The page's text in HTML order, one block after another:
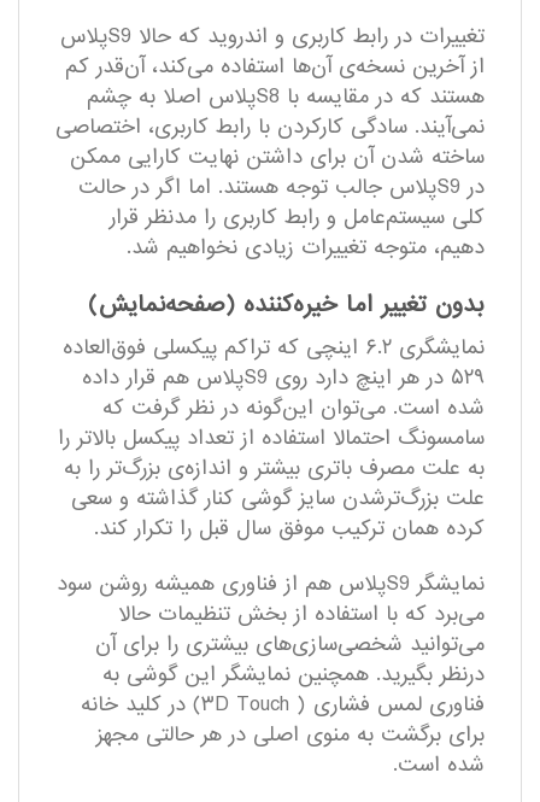
تغییرات در رابط کاربری و اندروید که حالا S9پلاس
از آخرین نسخه‌ی آن‌ها استفاده می‌کند، آن‌قدر کم
هستند که در مقایسه با S8پلاس اصلا به چشم
نمی‌آیند. سادگی کارکردن با رابط کاربری، اختصاصی
ساخته شدن آن برای داشتن نهایت کارایی ممکن
در S9پلاس جالب توجه هستند. اما اگر در حالت
کلی سیستم‌عامل و رابط کاربری را مدنظر قرار
دهیم، متوجه تغییرات زیادی نخواهیم شد.
بدون تغییر اما خیره‌کننده (صفحه‌نمایش)
نمایشگری ۶.۲ اینچی که تراکم پیکسلی فوق‌العاده
۵۲۹ در هر اینچ دارد روی S9پلاس هم قرار داده
شده است. می‌توان این‌گونه در نظر گرفت که
سامسونگ احتمالا استفاده از تعداد پیکسل بالاتر را
به علت مصرف باتری بیشتر و اندازه‌ی بزرگ‌تر را به
علت بزرگ‌ترشدن سایز گوشی کنار گذاشته و سعی
کرده همان ترکیب موفق سال قبل را تکرار کند.
نمایشگر S9پلاس هم از فناوری همیشه روشن سود
می‌برد که با استفاده از بخش تنظیمات حالا
می‌توانید شخصی‌سازی‌های بیشتری را برای آن
درنظر بگیرید. همچنین نمایشگر این گوشی به
فناوری لمس فشاری ( ۳D Touch) در کلید خانه
برای برگشت به منوی اصلی در هر حالتی مجهز
شده است.